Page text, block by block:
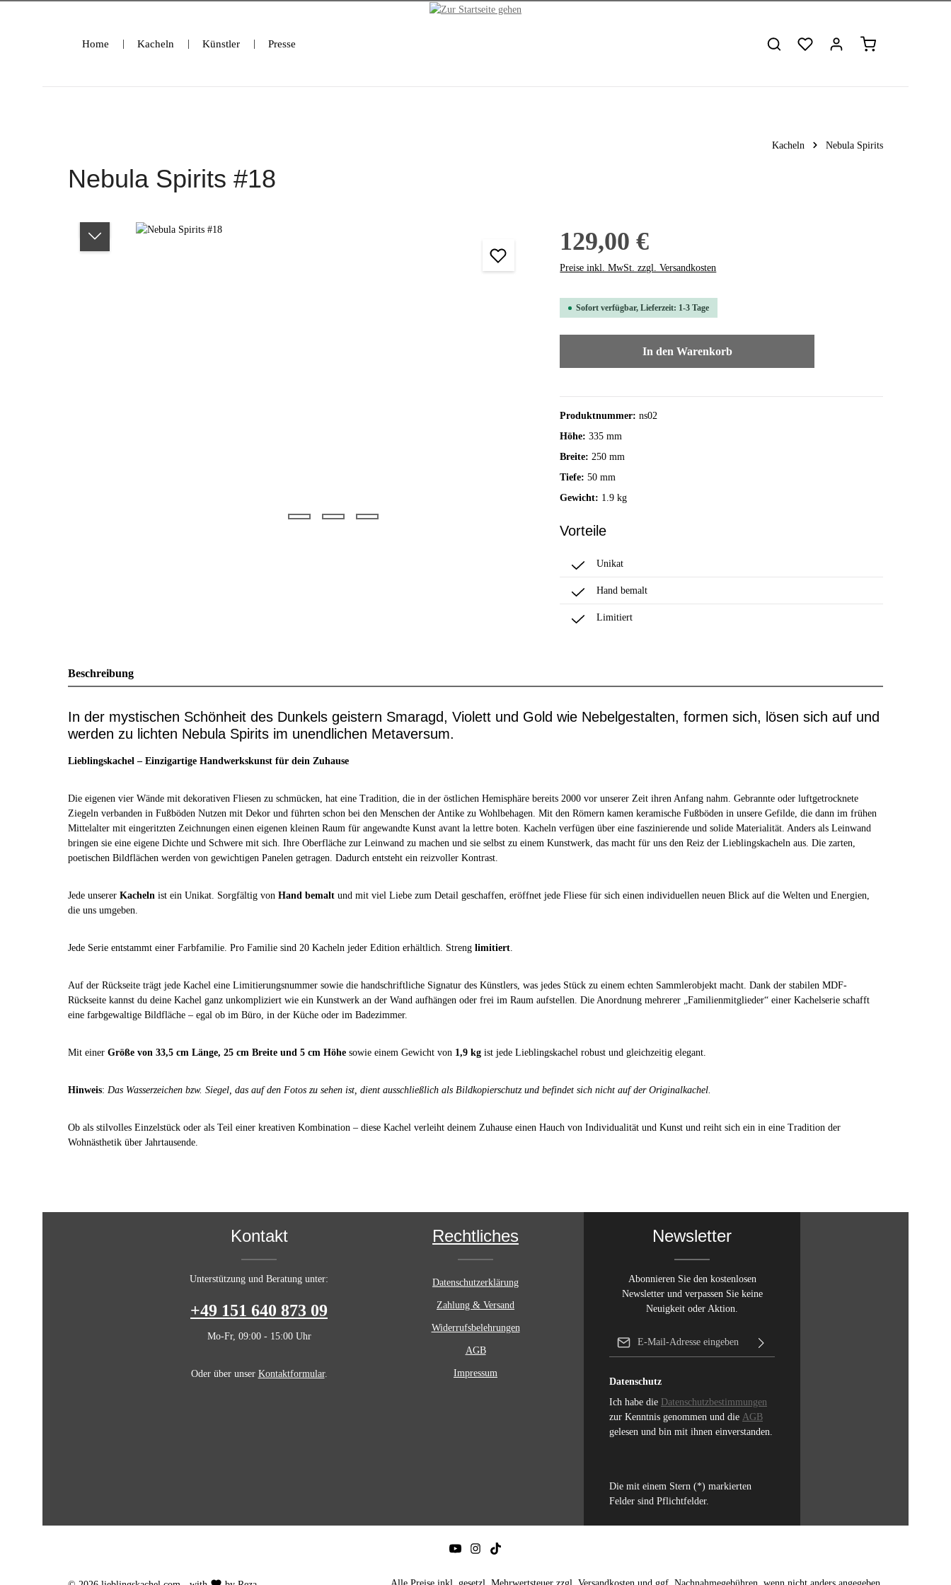
Home Kacheln Künstler Presse
Warenkorb enthält
Kacheln Nebula Spirits
Nebula Spirits #18
Bildergalerie überspringen 129,00 €
Preise inkl. MwSt. zzgl. Versandkosten
Sofort verfügbar, Lieferzeit: 1-3 Tage
In den Warenkorb
Produktnummer:ns02
Höhe:335 mm
Breite:250 mm
Tiefe:50 mm
Gewicht: 1.9 kg
Vorteile
Unikat
Hand bemalt
Limitiert
Beschreibung
In der mystischen Schönheit des Dunkels geistern Smaragd, Violett und Gold wie Nebelgestalten, formen sich, lösen sich auf und
werden zu lichten Nebula Spirits im unendlichen Metaversum.
Lieblingskachel – Einzigartige Handwerkskunst für dein Zuhause
Die eigenen vier Wände mit dekorativen Fliesen zu schmücken, hat eine Tradition, die in der östlichen Hemisphäre bereits 2000 vor unserer Zeit ihren Anfang nahm. Gebrannte oder luftgetrocknete
Ziegeln verbanden in Fußböden Nutzen mit Dekor und führten schon bei den Menschen der Antike zu Wohlbehagen. Mit den Römern kamen keramische Fußböden in unsere Gefilde, die dann im frühen
Mittelalter mit eingeritzten Zeichnungen einen eigenen kleinen Raum für angewandte Kunst avant la lettre boten. Kacheln verfügen über eine faszinierende und solide Materialität. Anders als Leinwand
bringen sie eine eigene Dichte und Schwere mit sich. Ihre Oberfläche zur Leinwand zu machen und sie selbst zu einem Kunstwerk, das macht für uns den Reiz der Lieblingskacheln aus. Die zarten,
poetischen Bildflächen werden von gewichtigen Panelen getragen. Dadurch entsteht ein reizvoller Kontrast.
Jede unserer Kacheln ist ein Unikat. Sorgfältig von Hand bemalt und mit viel Liebe zum Detail geschaffen, eröffnet jede Fliese für sich einen individuellen neuen Blick auf die Welten und Energien,
die uns umgeben.
Jede Serie entstammt einer Farbfamilie. Pro Familie sind 20 Kacheln jeder Edition erhältlich. Streng limitiert.
Auf der Rückseite trägt jede Kachel eine Limitierungsnummer sowie die handschriftliche Signatur des Künstlers, was jedes Stück zu einem echten Sammlerobjekt macht. Dank der stabilen MDF-
Rückseite kannst du deine Kachel ganz unkompliziert wie ein Kunstwerk an der Wand aufhängen oder frei im Raum aufstellen. Die Anordnung mehrerer „Familienmitglieder“ einer Kachelserie schafft
eine farbgewaltige Bildfläche – egal ob im Büro, in der Küche oder im Badezimmer.
Mit einer Größe von 33,5 cm Länge, 25 cm Breite und 5 cm Höhe sowie einem Gewicht von 1,9 kg ist jede Lieblingskachel robust und gleichzeitig elegant.
Hinweis: Das Wasserzeichen bzw. Siegel, das auf den Fotos zu sehen ist, dient ausschließlich als Bildkopierschutz und befindet sich nicht auf der Originalkachel.
Ob als stilvolles Einzelstück oder als Teil einer kreativen Kombination – diese Kachel verleiht deinem Zuhause einen Hauch von Individualität und Kunst und reiht sich ein in eine Tradition der
Wohnästhetik über Jahrtausende.
Kontakt
Unterstützung und Beratung unter:
+49 151 640 873 09
Mo-Fr, 09:00 - 15:00 Uhr
Oder über unser Kontaktformular.
Rechtliches
Datenschutzerklärung
Zahlung & Versand
Widerrufsbelehrungen
AGB
Impressum
Newsletter
Abonnieren Sie den kostenlosen
Newsletter und verpassen Sie keine
Neuigkeit oder Aktion.
Datenschutz
Ich habe die Datenschutzbestimmungen
zur Kenntnis genommen und die AGB
gelesen und bin mit ihnen einverstanden.
Die mit einem Stern (*) markierten
Felder sind Pflichtfelder.